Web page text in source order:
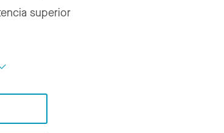
superior